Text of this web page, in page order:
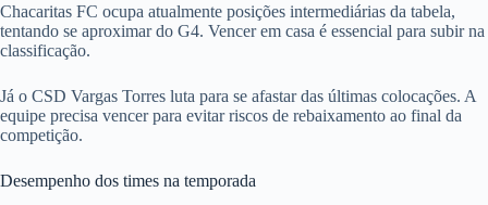
Chacaritas FC ocupa atualmente posições intermediárias da tabela,
tentando se aproximar do G4. Vencer em casa é essencial para subir na
classificação.
Já o CSD Vargas Torres luta para se afastar das últimas colocações. A
equipe precisa vencer para evitar riscos de rebaixamento ao final da
competição.
Desempenho dos times na temporada